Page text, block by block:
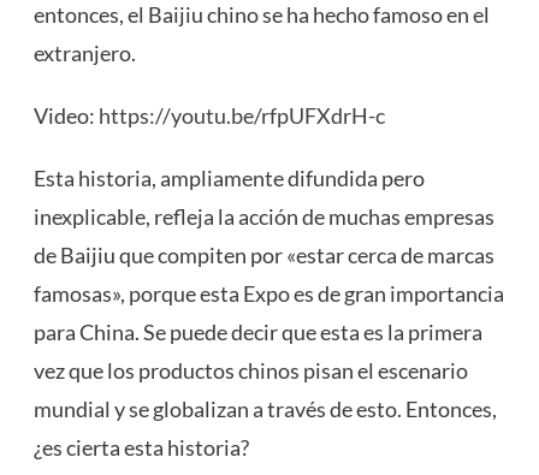
entonces, el Baijiu chino se ha hecho famoso en el
extranjero.
Video: https://youtu.be/rfpUFXdrH-c
Esta historia, ampliamente difundida pero
inexplicable, refleja la acción de muchas empresas
de Baijiu que compiten por «estar cerca de marcas
famosas», porque esta Expo es de gran importancia
para China. Se puede decir que esta es la primera
vez que los productos chinos pisan el escenario
mundial y se globalizan a través de esto. Entonces,
¿es cierta esta historia?